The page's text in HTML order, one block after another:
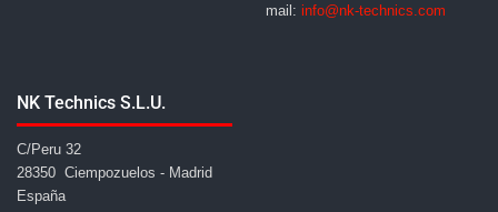
mail: info@nk-technics.com
NK Technics S.L.U.
C/Peru 32
28350 Ciempozuelos - Madrid
España